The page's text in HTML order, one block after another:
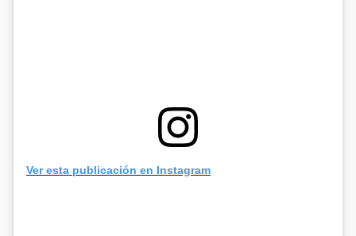
Ver esta publicación en Instagram